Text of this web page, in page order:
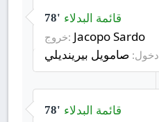
78' قائمة البدلاء
خروج: Jacopo Sardo
دخول: صامويل بيرينديلي
78' قائمة البدلاء